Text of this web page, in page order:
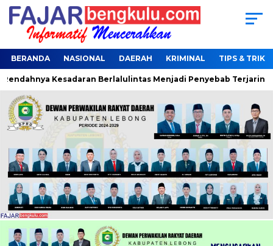
BERANDA NASIONAL DAERAH KRIMINAL TIPS & TRIK
Kesadaran Berlalulintas Menjadi Penyebab Terjaring